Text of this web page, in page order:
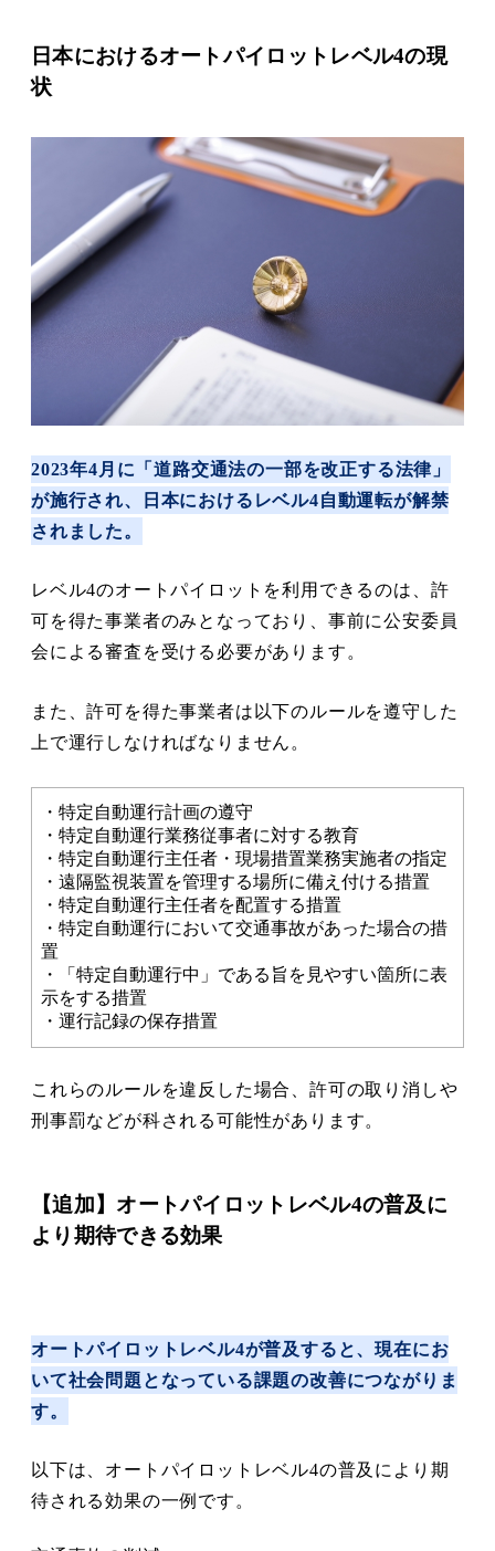
日本におけるオートパイロットレベル4の現
状
2023年4月に「道路交通法の一部を改正する法律」
が施行され、日本におけるレベル4自動運転が解禁
されました。
レベル4のオートパイロットを利用できるのは、許
可を得た事業者のみとなっており、事前に公安委員
会による審査を受ける必要があります。
また、許可を得た事業者は以下のルールを遵守した
上で運行しなければなりません。
・特定自動運行計画の遵守
・特定自動運行業務従事者に対する教育
・特定自動運行主任者・現場措置業務実施者の指定
・遠隔監視装置を管理する場所に備え付ける措置
・特定自動運行主任者を配置する措置
・特定自動運行において交通事故があった場合の措
置
・「特定自動運行中」である旨を見やすい箇所に表
示をする措置
・運行記録の保存措置
これらのルールを違反した場合、許可の取り消しや
刑事罰などが科される可能性があります。
【追加】オートパイロットレベル4の普及に
より期待できる効果
オートパイロットレベル4が普及すると、現在にお
いて社会問題となっている課題の改善につながりま
す。
以下は、オートパイロットレベル4の普及により期
待される効果の一例です。